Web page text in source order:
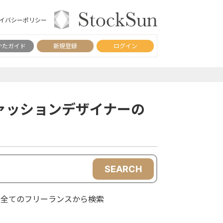
バシーポリシー
たガイド 新規登録 ログイン
ションデザイナーの
SEARCH
全てのフリーランスから検索